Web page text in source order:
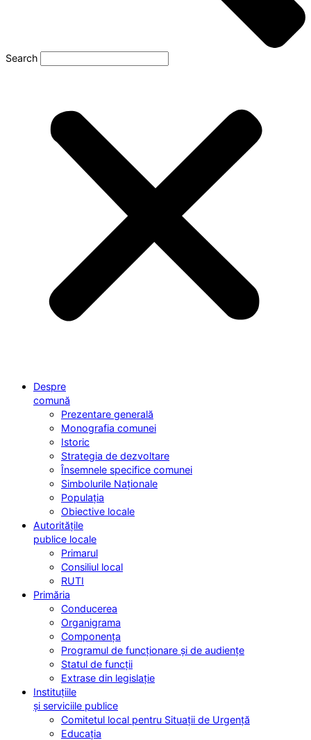
Search
Despre
comună
Prezentare generală
Monografia comunei
Istoric
Strategia de dezvoltare
Însemnele specifice comunei
Simbolurile Naționale
Populația
Obiective locale
Autoritățile
publice locale
Primarul
Consiliul local
RUTI
Primăria
Conducerea
Organigrama
Componența
Programul de funcționare și de audiențe
Statul de funcții
Extrase din legislație
Instituțiile
și serviciile publice
Comitetul local pentru Situații de Urgență
Educația